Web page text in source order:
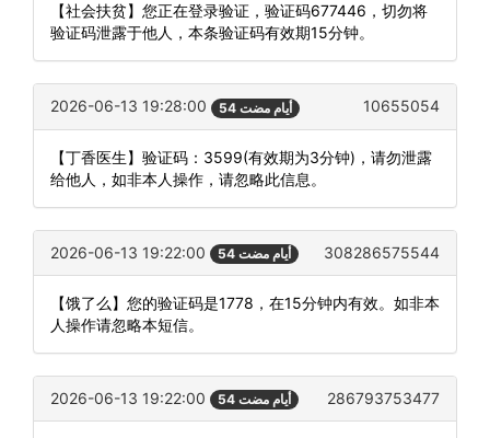
【社会扶贫】您正在登录验证，验证码677446，切勿将
验证码泄露于他人，本条验证码有效期15分钟。
2026-06-13 19:28:00 54 أيام مضت 10655054
【丁香医生】验证码：3599(有效期为3分钟)，请勿泄露
给他人，如非本人操作，请忽略此信息。
2026-06-13 19:22:00 54 أيام مضت 308286575544
【饿了么】您的验证码是1778，在15分钟内有效。如非本
人操作请忽略本短信。
2026-06-13 19:22:00 54 أيام مضت 286793753477